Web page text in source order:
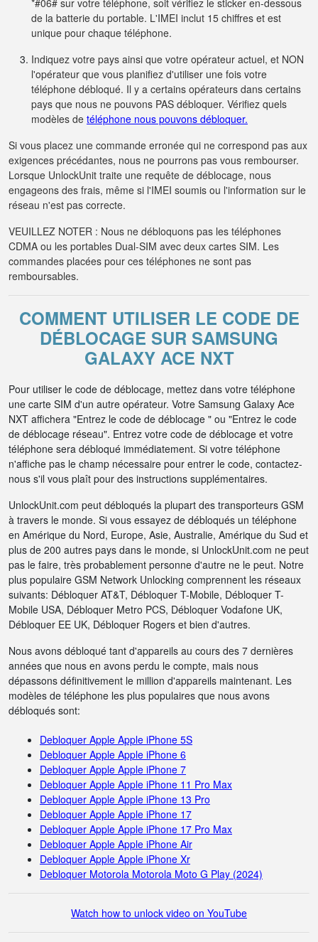
*#06# sur votre téléphone, soit vérifiez le sticker en-dessous
de la batterie du portable. L'IMEI inclut 15 chiffres et est
unique pour chaque téléphone.
Indiquez votre pays ainsi que votre opérateur actuel, et NON
l'opérateur que vous planifiez d'utiliser une fois votre
téléphone débloqué. Il y a certains opérateurs dans certains
pays que nous ne pouvons PAS débloquer. Vérifiez quels
modèles de téléphone nous pouvons débloquer.
Si vous placez une commande erronée qui ne correspond pas aux
exigences précédantes, nous ne pourrons pas vous rembourser.
Lorsque UnlockUnit traite une requête de déblocage, nous
engageons des frais, même si l'IMEI soumis ou l'information sur le
réseau n'est pas correcte.
VEUILLEZ NOTER : Nous ne débloquons pas les téléphones
CDMA ou les portables Dual-SIM avec deux cartes SIM. Les
commandes placées pour ces téléphones ne sont pas
remboursables.
COMMENT UTILISER LE CODE DE
DÉBLOCAGE SUR SAMSUNG
GALAXY ACE NXT
Pour utiliser le code de déblocage, mettez dans votre téléphone
une carte SIM d'un autre opérateur. Votre Samsung Galaxy Ace
NXT affichera "Entrez le code de déblocage " ou "Entrez le code
de déblocage réseau". Entrez votre code de déblocage et votre
téléphone sera débloqué immédiatement. Si votre téléphone
n'affiche pas le champ nécessaire pour entrer le code, contactez-
nous s'il vous plaît pour des instructions supplémentaires.
UnlockUnit.com peut débloqués la plupart des transporteurs GSM
à travers le monde. Si vous essayez de débloqués un téléphone
en Amérique du Nord, Europe, Asie, Australie, Amérique du Sud et
plus de 200 autres pays dans le monde, si UnlockUnit.com ne peut
pas le faire, très probablement personne d'autre ne le peut. Notre
plus populaire GSM Network Unlocking comprennent les réseaux
suivants: Débloquer AT&T, Débloquer T-Mobile, Débloquer T-
Mobile USA, Débloquer Metro PCS, Débloquer Vodafone UK,
Débloquer EE UK, Débloquer Rogers et bien d'autres.
Nous avons débloqué tant d'appareils au cours des 7 dernières
années que nous en avons perdu le compte, mais nous
dépassons définitivement le million d'appareils maintenant. Les
modèles de téléphone les plus populaires que nous avons
débloqués sont:
Debloquer Apple Apple iPhone 5S
Debloquer Apple Apple iPhone 6
Debloquer Apple Apple iPhone 7
Debloquer Apple Apple iPhone 11 Pro Max
Debloquer Apple Apple iPhone 13 Pro
Debloquer Apple Apple iPhone 17
Debloquer Apple Apple iPhone 17 Pro Max
Debloquer Apple Apple iPhone Air
Debloquer Apple Apple iPhone Xr
Debloquer Motorola Motorola Moto G Play (2024)
Watch how to unlock video on YouTube